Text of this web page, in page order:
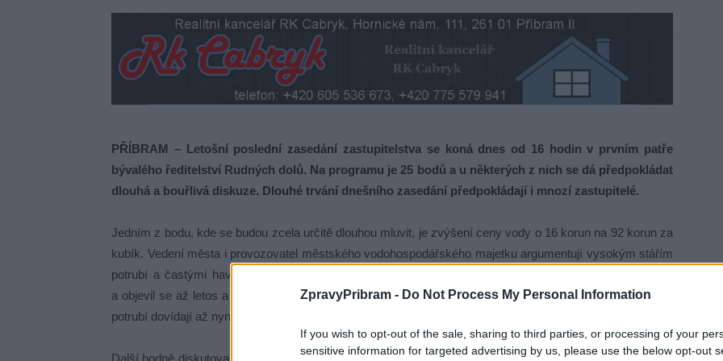
ZpravyPribram - Do Not Process My Personal Information
If you wish to opt-out of the sale, sharing to third parties, or processing of your
sensitive information for targeted advertising by us, please use the below opt-out
PŘÍBRAM – Letošní poslední zasedání zastupitelstva se koná dnes od 16 hodin v prvním patře
bývalého ředitelství Rudných dolů. Na programu je 25 bodů a u některých z nich se dá předpokládat
dlouhá a bouřlivá diskuze. Dlouhé trvání dnešního zasedání předpokládají i mnozí zastupitelé.
Jedním z bodu, kde se budou zcela určitě dlouhou mluvit, je zvýšení ceny vody o 16 korun na 92 korun za
kubík. Vedení města i provozovatel městského vodohospodářského majetku argumentují vysokým stářím
potrubí a častými haváriemi, nicméně za uplynulých 6 let radnice na tento problém nikdy neupozornila
a objevil se až letos a tak se dá předpokládat, že zastupitelé se budou ptát, proč o se o havarijním stavu
potrubí dovídají až nyní.
Další hodně diskutovaným bodem bude rozpočet na příští rok, který finanční výbor poprvé v historii nestihl